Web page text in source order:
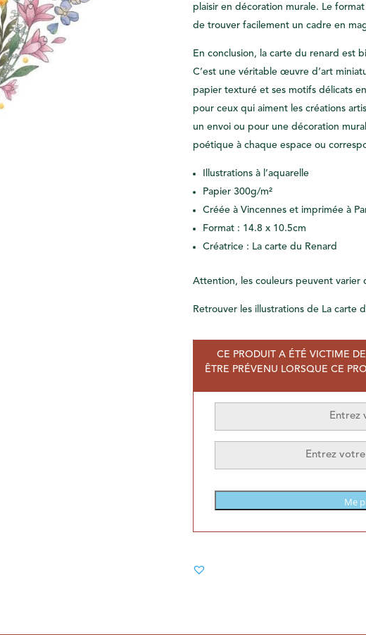
plaisir en décoration murale. Le
de trouver facilement un cadre en
En conclusion, la carte du renard est
C’est une véritable œuvre d’art
papier texturé et ses motifs délicats
pour ceux qui aiment les créations
un envoi ou pour une décoration
poétique à chaque espace ou
Illustrations à l’aquarelle
Papier 300g/m²
Créée à Vincennes et imprimée à
Format : 14.8 x 10.5cm
Créatrice : La carte du Renard
Attention, les couleurs peuvent varier
Retrouver les illustrations de La carte
CE PRODUIT A ÉTÉ VICTIME
ÊTRE PRÉVENU LORSQUE CE
Me